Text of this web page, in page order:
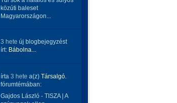
közúti baleset
Magyarországon...
3 hete új blogbejegyzést
írt: Bábolna...
írta 3 hete a(z) Társalgó.
fórumtémában:
Gajdos László - TISZA | A